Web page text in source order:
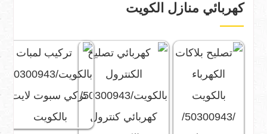
كهربائي منازل الكويت